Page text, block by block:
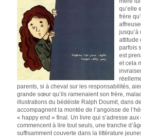
qu’elle
frère
jusqu’à
attitude
parfois
est
et cela
parents, si à cheval sur les responsabilités,
grande sœur qu’ils ramenaient son frère,
illustrations du bédéiste Ralph Doumit, dans
accompagnent la montée de l’angoisse de
« happy end » final. Un livre qui s’adresse aux
commencent à lire tout seuls, une tranche
suffisamment couverte dans la littérature